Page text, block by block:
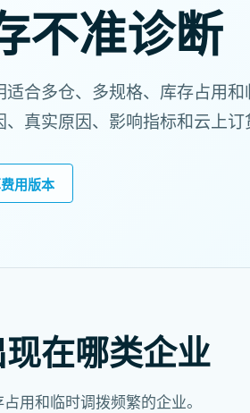
不准诊断
合多仓、多规格、库存占用
真实原因、影响指标和云上订
用版本
在哪类企业
用和临时调拨频繁的企业。